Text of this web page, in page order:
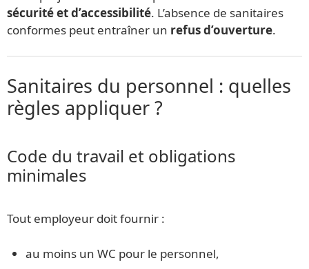
sécurité et d’accessibilité. L’absence de sanitaires
conformes peut entraîner un refus d’ouverture.
Sanitaires du personnel : quelles
règles appliquer ?
Code du travail et obligations
minimales
Tout employeur doit fournir :
au moins un WC pour le personnel,